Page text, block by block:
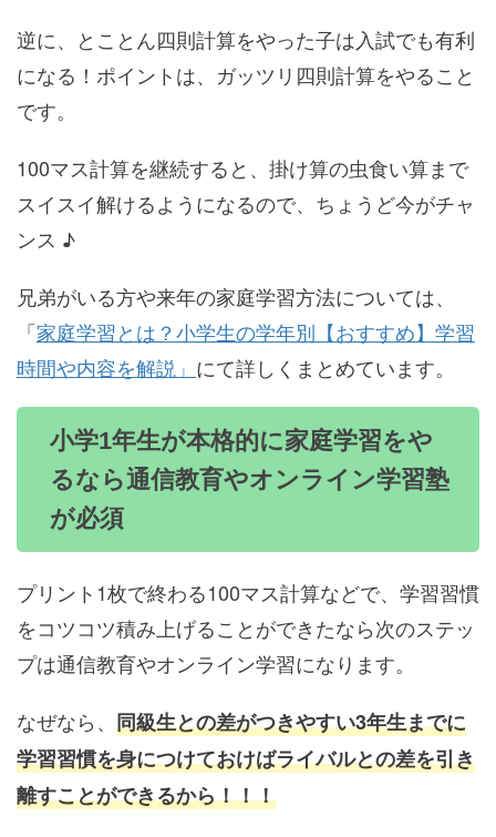
逆に、とことん四則計算をやった子は入試でも有利
になる！ポイントは、ガッツリ四則計算をやること
です。
100マス計算を継続すると、掛け算の虫食い算まで
スイスイ解けるようになるので、ちょうど今がチャ
ンス ♪
兄弟がいる方や来年の家庭学習方法については、
「家庭学習とは？小学生の学年別【おすすめ】学習
時間や内容を解説」 にて詳しくまとめています。
小学1年生が本格的に家庭学習をや
るなら通信教育やオンライン学習塾
が必須
プリント1枚で終わる100マス計算などで、学習習慣
をコツコツ積み上げることができたなら次のステッ
プは通信教育やオンライン学習になります。
なぜなら、 同級生との差がつきやすい3年生までに
学習習慣を身につけておけばライバルとの差を引き
離すことができるから！！！